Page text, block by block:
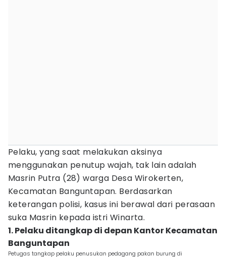
Pelaku, yang saat melakukan aksinya
menggunakan penutup wajah, tak lain adalah
Masrin Putra (28) warga Desa Wirokerten,
Kecamatan Banguntapan. Berdasarkan
keterangan polisi, kasus ini berawal dari perasaan
suka Masrin kepada istri Winarta.
1. Pelaku ditangkap di depan Kantor Kecamatan
Banguntapan‎
Petugas tangkap pelaku penusukan pedagang pakan burung di